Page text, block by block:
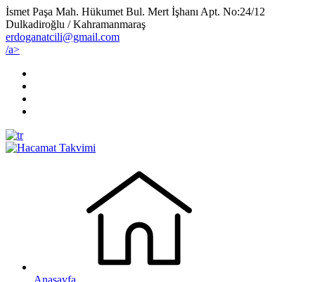
İsmet Paşa Mah. Hükumet Bul. Mert İşhanı Apt. No:24/12
Dulkadiroğlu / Kahramanmaraş
erdoganatcili@gmail.com
/a>
Anasayfa